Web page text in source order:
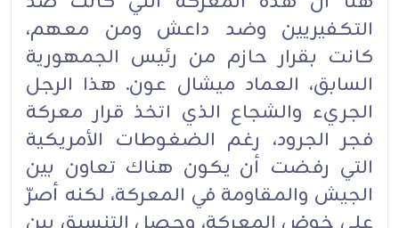
التكفيريين وضد داعش ومن معهم،
كانت بقرار حازم من رئيس الجمهورية
السابق، العماد ميشال عون. ‏هذا الرجل
الجريء والشجاع الذي اتخذ قرار معركة
فجر الجرود، رغم الضغوطات الأمريكية
التي رفضت أن يكون ‏هناك تعاون بين
الجيش والمقاومة في المعركة، لكنه أصرّ